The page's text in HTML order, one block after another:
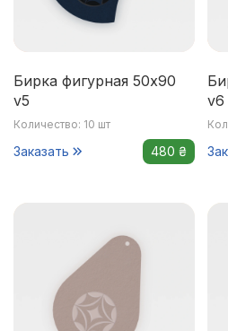
Бирка фигурная 50x90
v5
Количество: 10 шт
Заказать 480 ₴
v6